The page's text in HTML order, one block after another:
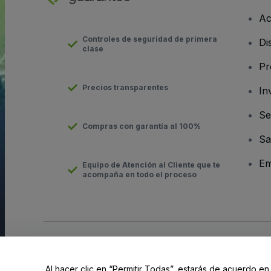
Controles de seguridad de primera
clase
Precios transparentes
Compras con garantía al 100%
Equipo de Atención al Cliente que te
acompaña en todo el proceso
Al hacer clic en “Permitir Todas”, estarás de acuerdo